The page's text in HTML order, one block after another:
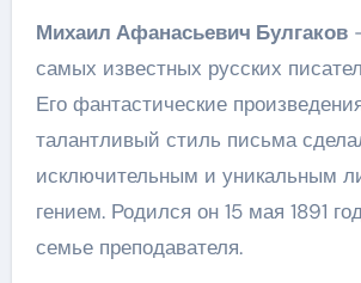
Михаил Афанасьевич Булгаков
самых известных русских
Его фантастические
талантливый стиль письма
исключительным и уникальным
гением. Родился он 15 мая 1891
семье преподавателя.